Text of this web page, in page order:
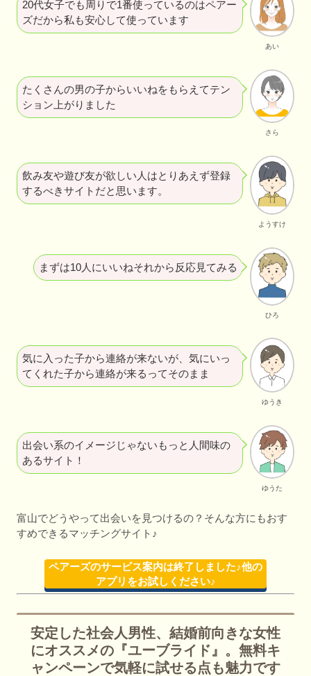
あい
20代女子でも周りで1番使っているのはペアー
ズだから私も安心して使っています
さら
たくさんの男の子からいいねをもらえてテン
ション上がりました
ようすけ
飲み友や遊び友が欲しい人はとりあえず登録
するべきサイトだと思います。
ひろ
まずは10人にいいねそれから反応見てみる
ゆうき
気に入った子から連絡が来ないが、気にいっ
てくれた子から連絡が来るってそのまま
ゆうた
出会い系のイメージじゃないもっと人間味の
あるサイト！
富山でどうやって出会いを見つけるの？そんな方にもおす
すめできるマッチングサイト♪
ペアーズのサービス案内は終了しました♪他の
アプリをお試しください♪
安定した社会人男性、結婚前向きな女性
にオススメの『ユーブライド』。無料キ
ャンペーンで気軽に試せる点も魅力です